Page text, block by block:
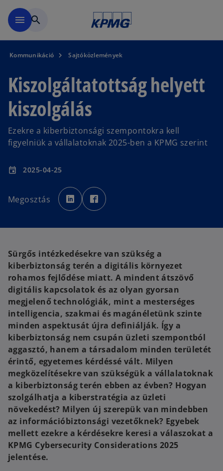
menu search
Kommunikáció Sajtóközlemények
Kiszolgáltatottság helyett
kiszolgálás
Ezekre a kiberbiztonsági szempontokra kell
figyelniük a vállalatoknak 2025-ben a KPMG szerint
event 2025-04-25
Megosztás
o
p
e
n
t
b
p
e
t
a
b
Sürgős intézkedésekre van szükség a
kiberbiztonság terén a digitális környezet
rohamos fejlődése miatt. A mindent átszövő
digitális kapcsolatok és az olyan gyorsan
megjelenő technológiák, mint a mesterséges
intelligencia, szakmai és magánéletünk szinte
minden aspektusát újra definiálják. Így a
kiberbiztonság nem csupán üzleti szempontból
aggasztó, hanem a társadalom minden területét
érintő, egyetemes kérdéssé vált. Milyen
megközelítésekre van szükségük a vállalatoknak
a kiberbiztonság terén ebben az évben? Hogyan
szolgálhatja a kiberstratégia az üzleti
növekedést? Milyen új szerepük van mindebben
az információbiztonsági vezetőknek? Egyebek
mellett ezekre a kérdésekre keresi a válaszokat a
KPMG Cybersecurity Considerations 2025
jelentése.